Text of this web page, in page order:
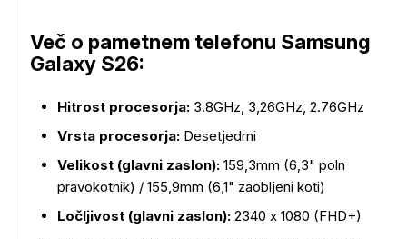
Več o pametnem telefonu Samsung
Galaxy S26:
Hitrost procesorja: 3.8GHz, 3,26GHz, 2.76GHz
Vrsta procesorja: Desetjedrni
Velikost (glavni zaslon): 159,3mm (6,3" poln
pravokotnik) / 155,9mm (6,1" zaobljeni koti)
Ločljivost (glavni zaslon): 2340 x 1080 (FHD+)